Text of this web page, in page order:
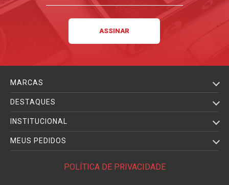
MARCAS
DESTAQUES
INSTITUCIONAL
MEUS PEDIDOS
POLÍTICA DE PRIVACIDADE